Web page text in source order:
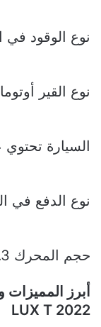
نوع الوقود في
نوع القير
السيارة تحتوي على 3
نوع الدفع في
حجم المحرك 1.3.
أبرز المميزات
LUX T 2022